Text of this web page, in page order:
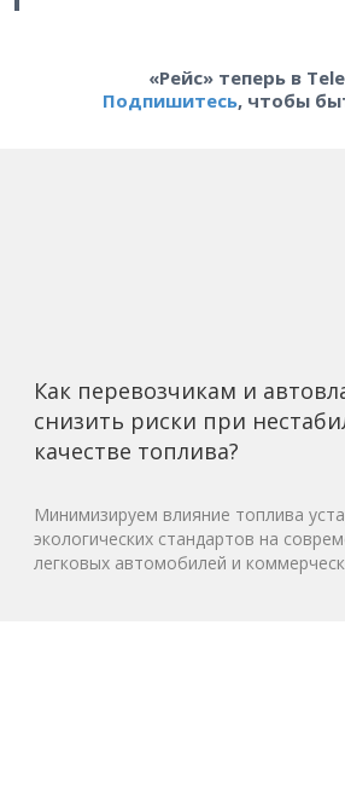
«Рейс» теперь в
Подпишитесь, чтобы
Как перевозчикам и
снизить риски при
качестве топлива?
Минимизируем влияние топлива
экологических стандартов на
легковых автомобилей и